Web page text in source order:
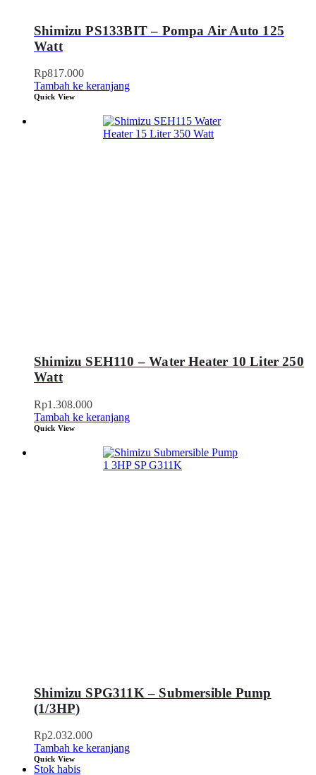
Shimizu PS133BIT – Pompa Air Auto 125
Watt
Rp817.000
Tambah ke keranjang
Quick View
Shimizu SEH110 – Water Heater 10 Liter 250
Watt
Rp1.308.000
Tambah ke keranjang
Quick View
Shimizu SPG311K – Submersible Pump
(1/3HP)
Rp2.032.000
Tambah ke keranjang
Quick View
Stok habis